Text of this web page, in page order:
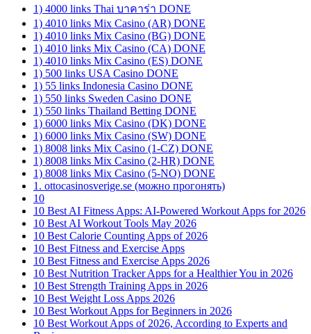
1) 4000 links Thai บาคาร่า DONE
1) 4010 links Mix Casino (AR) DONE
1) 4010 links Mix Casino (BG) DONE
1) 4010 links Mix Casino (CA) DONE
1) 4010 links Mix Casino (ES) DONE
1) 500 links USA Casino DONE
1) 55 links Indonesia Casino DONE
1) 550 links Sweden Casino DONE
1) 550 links Thailand Betting DONE
1) 6000 links Mix Casino (DK) DONE
1) 6000 links Mix Casino (SW) DONE
1) 8008 links Mix Casino (1-CZ) DONE
1) 8008 links Mix Casino (2-HR) DONE
1) 8008 links Mix Casino (5-NO) DONE
1. ottocasinosverige.se (можно прогонять)
10
10 Best AI Fitness Apps: AI-Powered Workout Apps for 2026
10 Best AI Workout Tools May 2026
10 Best Calorie Counting Apps of 2026
10 Best Fitness and Exercise Apps
10 Best Fitness and Exercise Apps 2026
10 Best Nutrition Tracker Apps for a Healthier You in 2026
10 Best Strength Training Apps in 2026
10 Best Weight Loss Apps 2026
10 Best Workout Apps for Beginners in 2026
10 Best Workout Apps of 2026, According to Experts and